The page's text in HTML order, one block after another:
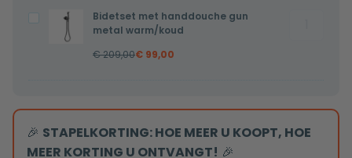
metal
koud
Bidetset
met
handdouche
Bidetset met handdouche gun
metal warm/koud
warm/
aantal
€209,00€ 99,00
🎉 STAPELKORTING: HOE MEER U KOOPT, HOE
MEER KORTING U ONTVANGT! 🎉